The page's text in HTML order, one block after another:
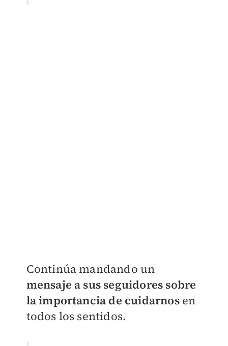
Continúa mandando un
mensaje a sus seguidores sobre
la importancia de cuidarnosen
todos los sentidos.